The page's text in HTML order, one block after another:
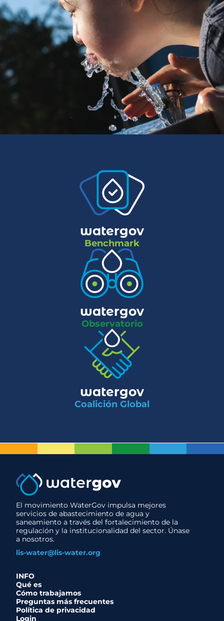
watergov
Benchmark
watergov
Observatorio
watergov
Coalición Global
El movimiento WaterGov impulsa mejores
servicios de abastecimiento de agua y
saneamiento a través del fortalecimiento de la
regulación y la institucionalidad del sector. Únase
a nosotros.
lis-water@lis-water.org
INFO
Qué es
Cómo trabajamos
Preguntas más frecuentes
Política de privacidad
Login